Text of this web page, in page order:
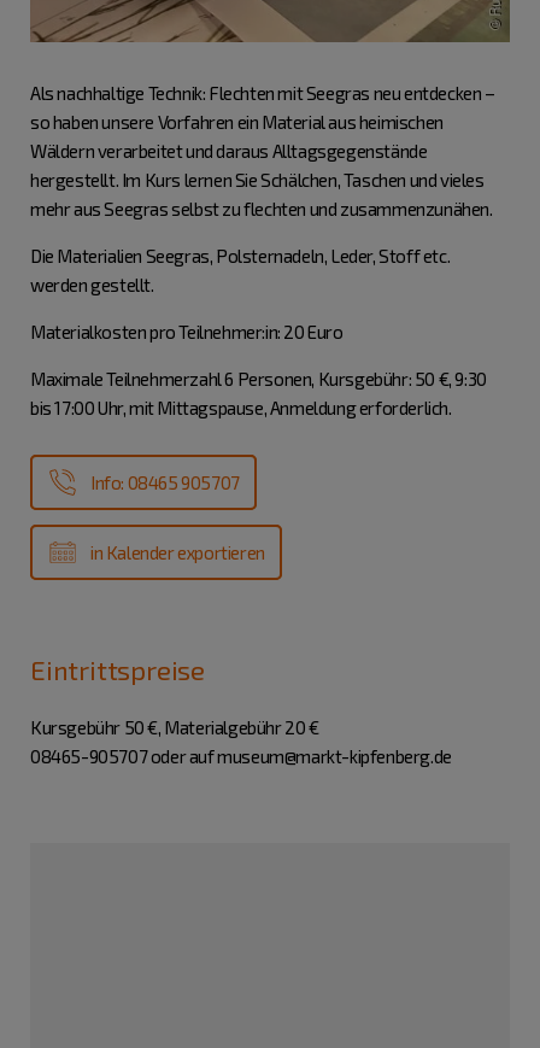
Als nachhaltige Technik: Flechten mit Seegras neu entdecken –
so haben unsere Vorfahren ein Material aus heimischen
Wäldern verarbeitet und daraus Alltagsgegenstände
hergestellt. Im Kurs lernen Sie Schälchen, Taschen und vieles
mehr aus Seegras selbst zu flechten und zusammenzunähen.
Die Materialien Seegras, Polsternadeln, Leder, Stoff etc.
werden gestellt.
Materialkosten pro Teilnehmer:in: 20 Euro
Maximale Teilnehmerzahl 6 Personen, Kursgebühr: 50 €, 9:30
bis 17:00 Uhr, mit Mittagspause, Anmeldung erforderlich.
Info: 08465 905707
in Kalender exportieren
Eintrittspreise
Kursgebühr 50 €, Materialgebühr 20 €
08465-905707 oder auf museum@markt-kipfenberg.de